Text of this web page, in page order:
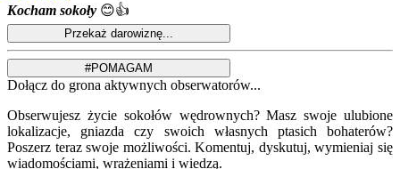
Kocham sokoły 😊👍
Dołącz do grona aktywnych obserwatorów...
Obserwujesz życie sokołów wędrownych? Masz swoje ulubione
lokalizacje, gniazda czy swoich własnych ptasich bohaterów?
Poszerz teraz swoje możliwości. Komentuj, dyskutuj, wymieniaj się
wiadomościami, wrażeniami i wiedzą.